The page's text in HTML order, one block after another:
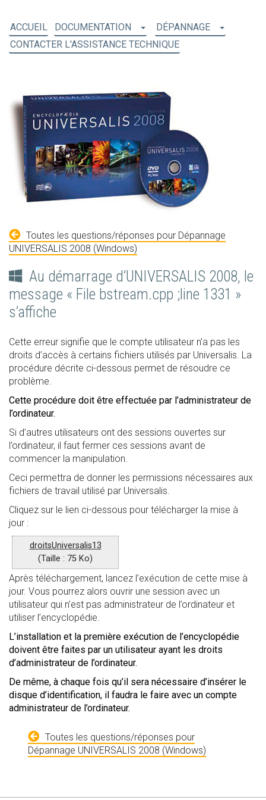
ACCUEIL DOCUMENTATION
DÉPANNAGE
CONTACTER L'ASSISTANCE TECHNIQUE
Toutes les questions/réponses pour Dépannage
UNIVERSALIS 2008 (Windows)
Au démarrage d’UNIVERSALIS 2008, le
message « File bstream.cpp ;line 1331 »
s’affiche
Cette erreur signifie que le compte utilisateur n’a pas les
droits d’accès à certains fichiers utilisés par Universalis. La
procédure décrite ci-dessous permet de résoudre ce
problème.
Cette procédure doit être effectuée par l’administrateur de
l’ordinateur.
Si d’autres utilisateurs ont des sessions ouvertes sur
l’ordinateur, il faut fermer ces sessions avant de
commencer la manipulation.
Ceci permettra de donner les permissions nécessaires aux
fichiers de travail utilisé par Universalis.
Cliquez sur le lien ci-dessous pour télécharger la mise à
jour :
droitsUniversalis13
(Taille : 75 Ko)
Après téléchargement, lancez l’exécution de cette mise à
jour. Vous pourrez alors ouvrir une session avec un
utilisateur qui n’est pas administrateur de l’ordinateur et
utiliser l’encyclopédie.
L’installation et la première exécution de l’encyclopédie
doivent être faites par un utilisateur ayant les droits
d’administrateur de l’ordinateur.
De même, à chaque fois qu’il sera nécessaire d’insérer le
disque d’identification, il faudra le faire avec un compte
administrateur de l’ordinateur.
Toutes les questions/réponses pour
Dépannage UNIVERSALIS 2008 (Windows)